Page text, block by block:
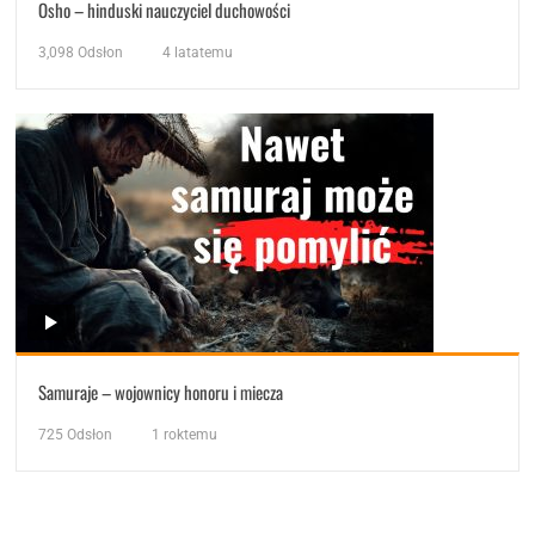
Osho – hinduski nauczyciel duchowości
3,098 Odsłon 4 latatemu
Samuraje – wojownicy honoru i miecza
725 Odsłon 1 roktemu